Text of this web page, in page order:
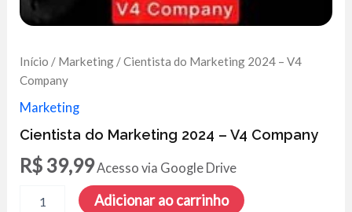
Início / Marketing / Cientista do Marketing 2024 – V4
Company
Marketing
Cientista do Marketing 2024 – V4 Company
R$ 39,99Acesso via Google Drive
Adicionar ao carrinho